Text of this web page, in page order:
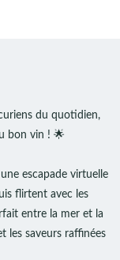
du quotidien,
bon vin ! 🌟
escapade virtuelle
flirtent avec les
entre la mer et la
les saveurs raffinées